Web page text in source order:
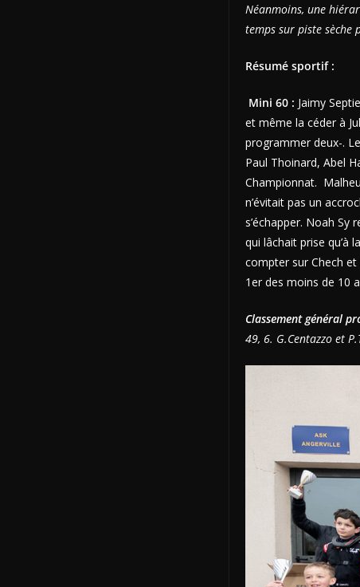
Néanmoins, une
temps sur piste sèche
Résumé sportif :
Mini 60 : Jaimy
et même la céder à
programmer deux-.
Paul Thoinard, Abel
Championnat.
n’évitait pas un
s’échapper. Noah
qui lâchait prise qu’à
compter sur Chech et
1er des moins de 10
Classement général
49, 6. G.Centazzo et